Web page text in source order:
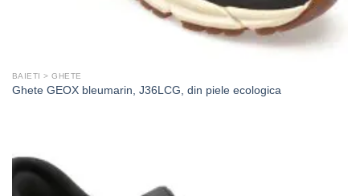
BAIETI > GHETE
Ghete GEOX bleumarin, J36LCG, din piele ecologica